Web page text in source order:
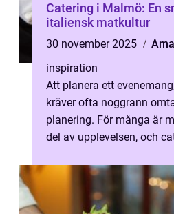
Catering i Malmö: En
italiensk matkultur
30 november 2025
inspiration
Att planera ett
kräver ofta noggrann
planering. För många är
del av upplevelsen, och